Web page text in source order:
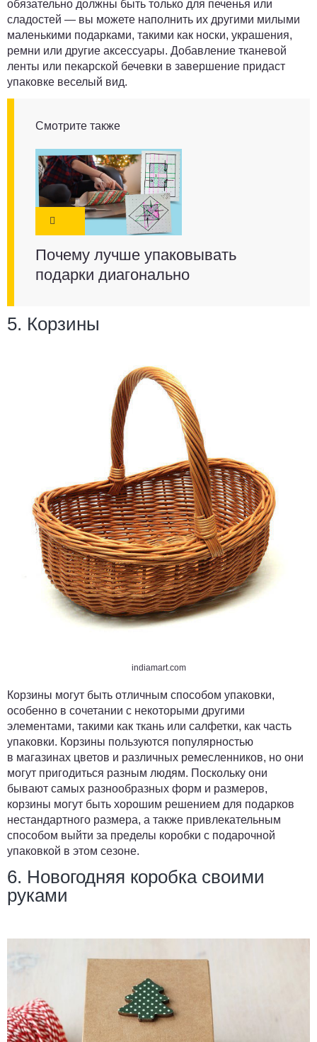
обязательно должны быть только для печенья или
сладостей — вы можете наполнить их другими милыми
маленькими подарками, такими как носки, украшения,
ремни или другие аксессуары. Добавление тканевой
ленты или пекарской бечевки в завершение придаст
упаковке веселый вид.
Смотрите также
Почему лучше упаковывать
подарки диагонально
5. Корзины
indiamart.com
Корзины могут быть отличным способом упаковки,
особенно в сочетании с некоторыми другими
элементами, такими как ткань или салфетки, как часть
упаковки. Корзины пользуются популярностью
в магазинах цветов и различных ремесленников, но они
могут пригодиться разным людям. Поскольку они
бывают самых разнообразных форм и размеров,
корзины могут быть хорошим решением для подарков
нестандартного размера, а также привлекательным
способом выйти за пределы коробки с подарочной
упаковкой в ​​этом сезоне.
6. Новогодняя коробка своими
руками